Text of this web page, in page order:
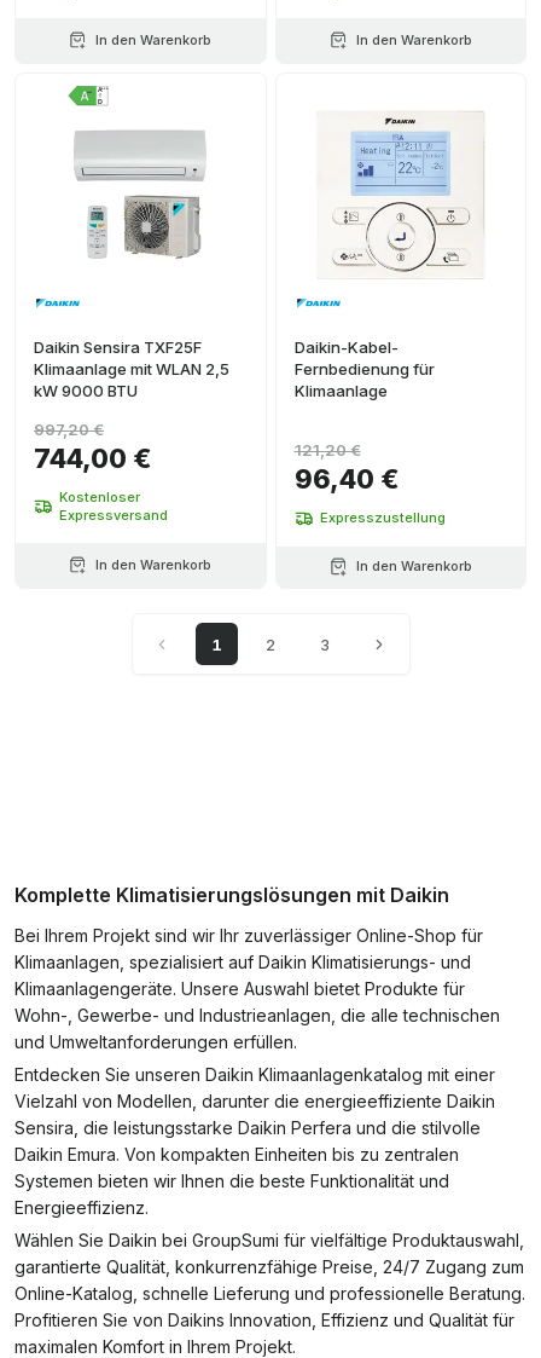
In den Warenkorb In den Warenkorb
Daikin Sensira TXF25F
Klimaanlage mit WLAN 2,5
kW 9000 BTU
744,00 €
997,20 €
Kostenloser
Expressversand
In den Warenkorb
Daikin-Kabel-
Fernbedienung für
Klimaanlage
96,40 €
121,20 €
Expresszustellung
In den Warenkorb
1 2 3
Komplette Klimatisierungslösungen mit Daikin
Bei Ihrem Projekt sind wir Ihr zuverlässiger Online-Shop für
Klimaanlagen, spezialisiert auf Daikin Klimatisierungs- und
Klimaanlagengeräte. Unsere Auswahl bietet Produkte für
Wohn-, Gewerbe- und Industrieanlagen, die alle technischen
und Umweltanforderungen erfüllen.
Entdecken Sie unseren Daikin Klimaanlagenkatalog mit einer
Vielzahl von Modellen, darunter die energieeffiziente Daikin
Sensira, die leistungsstarke Daikin Perfera und die stilvolle
Daikin Emura. Von kompakten Einheiten bis zu zentralen
Systemen bieten wir Ihnen die beste Funktionalität und
Energieeffizienz.
Wählen Sie Daikin bei GroupSumi für vielfältige Produktauswahl,
garantierte Qualität, konkurrenzfähige Preise, 24/7 Zugang zum
Online-Katalog, schnelle Lieferung und professionelle Beratung.
Profitieren Sie von Daikins Innovation, Effizienz und Qualität für
maximalen Komfort in Ihrem Projekt.